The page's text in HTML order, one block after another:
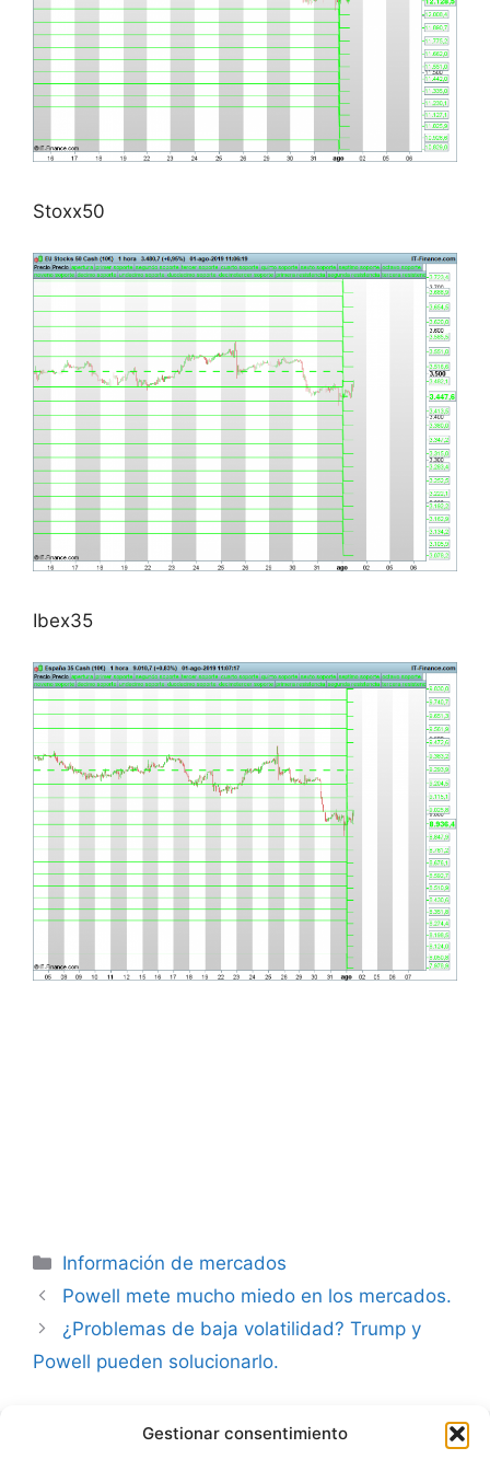
Gestionar consentimiento
Stoxx50
Ibex35
Categorías
Información de mercados
Powell mete mucho miedo en los mercados.
¿Problemas de baja volatilidad? Trump y
Powell pueden solucionarlo.